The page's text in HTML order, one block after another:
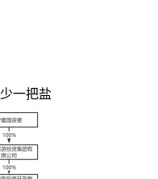
少一把盐